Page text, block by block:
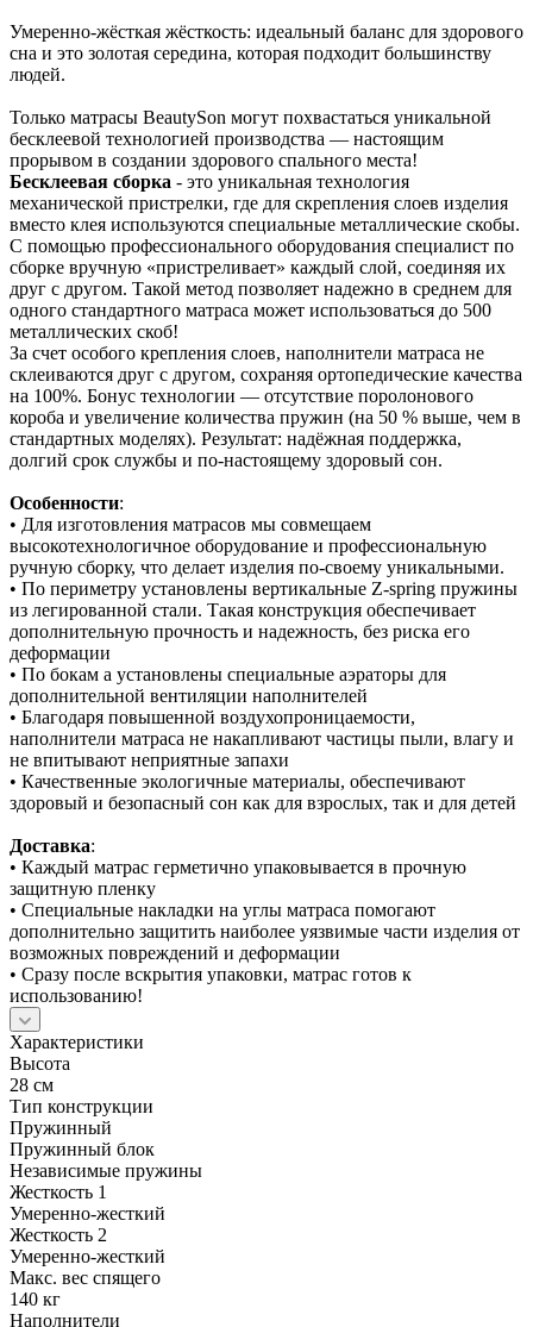
Умеренно‑жёсткая жёсткость: идеальный баланс для здорового
сна и это золотая середина, которая подходит большинству
людей.
Только матрасы BeautySon могут похвастаться уникальной
бесклеевой технологией производства — настоящим
прорывом в создании здорового спального места!
Бесклеевая сборка - это уникальная технология
механической пристрелки, где для скрепления слоев изделия
вместо клея используются специальные металлические скобы.
С помощью профессионального оборудования специалист по
сборке вручную «пристреливает» каждый слой, соединяя их
друг с другом. Такой метод позволяет надежно в среднем для
одного стандартного матраса может использоваться до 500
металлических скоб!
За счет особого крепления слоев, наполнители матраса не
склеиваются друг с другом, сохраняя ортопедические качества
на 100%. Бонус технологии — отсутствие поролонового
короба и увеличение количества пружин (на 50 % выше, чем в
стандартных моделях). Результат: надёжная поддержка,
долгий срок службы и по‑настоящему здоровый сон.
Особенности:
• Для изготовления матрасов мы совмещаем
высокотехнологичное оборудование и профессиональную
ручную сборку, что делает изделия по-своему уникальными.
• По периметру установлены вертикальные Z-spring пружины
из легированной стали. Такая конструкция обеспечивает
дополнительную прочность и надежность, без риска его
деформации
• По бокам а установлены специальные аэраторы для
дополнительной вентиляции наполнителей
• Благодаря повышенной воздухопроницаемости,
наполнители матраса не накапливают частицы пыли, влагу и
не впитывают неприятные запахи
• Качественные экологичные материалы, обеспечивают
здоровый и безопасный сон как для взрослых, так и для детей
Доставка:
• Каждый матрас герметично упаковывается в прочную
защитную пленку
• Специальные накладки на углы матраса помогают
дополнительно защитить наиболее уязвимые части изделия от
возможных повреждений и деформации
• Сразу после вскрытия упаковки, матрас готов к
использованию!
Характеристики
Высота
28 см
Тип конструкции
Пружинный
Пружинный блок
Независимые пружины
Жесткость 1
Умеренно-жесткий
Жесткость 2
Умеренно-жесткий
Макс. вес спящего
140 кг
Наполнители